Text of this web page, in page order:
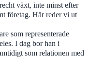
växt, inte minst efter
företag. Här reder vi ut
som representerade
I dag bor han i
som relationen med